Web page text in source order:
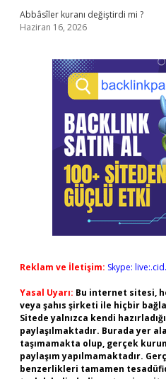
Abbâsîler kuranı değiştirdi mi ?
Haziran 16, 2026
Reklam ve İletişim: Skype:
Yasal Uyarı: Bu internet sitesi,
veya şahıs şirketi ile hiçbir
Sitede yalnızca kendi
paylaşılmaktadır. Burada yer
taşımamakta olup, gerçek
paylaşım yapılmamaktadır.
benzerlikleri tamamen